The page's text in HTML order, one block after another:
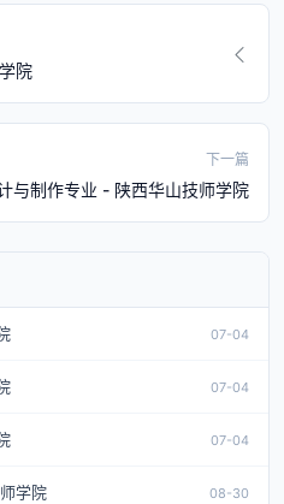
院
下一篇
与制作专业 - 陕西华山技师学院
07-04
07-04
07-04
学院 08-30